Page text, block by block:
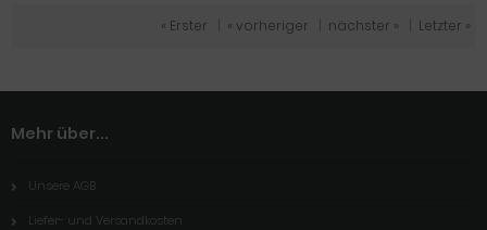
« Erster « vorheriger nächster » Letzter »
Mehr über...
Unsere AGB
Liefer- und Versandkosten